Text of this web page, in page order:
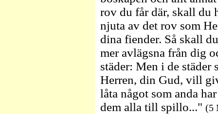
rov du får där, skall du
njuta av det rov som
dina fiender. Så skall
mer avlägsna från dig
städer: Men i de
Herren, din Gud, vill
låta något som anda
dem alla till spillo..." (5